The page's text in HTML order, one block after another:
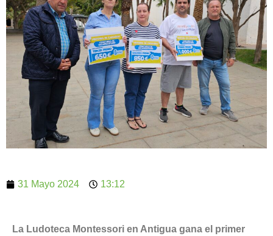
31 Mayo 2024 13:12
La Ludoteca Montessori en Antigua gana el primer